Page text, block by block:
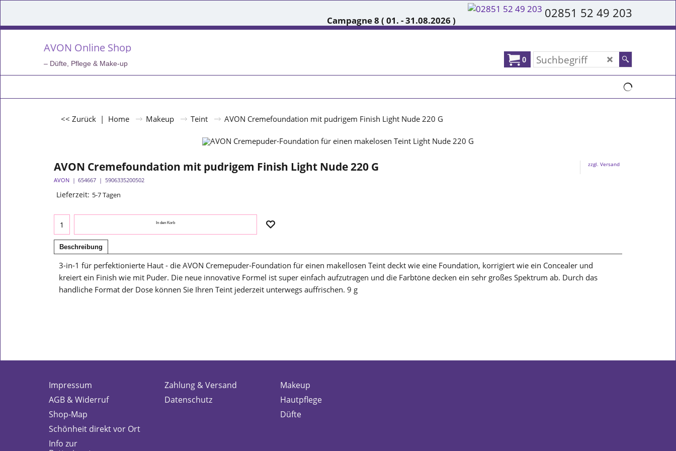
Campagne 8 ( 01. - 31.08.2026 ) 02851 52 49 203
AVON Online Shop
– Düfte, Pflege & Make-up 0
<< Zurück | Home Makeup Teint AVON Cremefoundation mit pudrigem Finish Light Nude 220 G
AVON Cremefoundation mit pudrigem Finish Light Nude 220 G
AVON 654667 5906335200502
zzgl. Versand
Lieferzeit: 5-7 Tagen
In den Korb
Beschreibung
3-in-1 für perfektionierte Haut - die AVON Cremepuder-Foundation für einen makellosen Teint deckt wie eine Foundation, korrigiert wie ein Concealer und
kreiert ein Finish wie mit Puder. Die neue innovative Formel ist super einfach aufzutragen und die Farbtöne decken ein sehr großes Spektrum ab. Durch das
handliche Format der Dose können Sie Ihren Teint jederzeit unterwegs auffrischen. 9 g
Impressum
AGB & Widerruf
Shop-Map
Schönheit direkt vor Ort
Info zur
Zahlung & Versand
Datenschutz
Makeup
Hautpflege
Düfte